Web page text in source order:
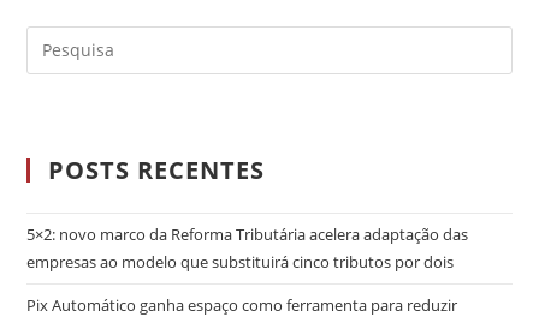
POSTS RECENTES
5×2: novo marco da Reforma Tributária acelera adaptação das
empresas ao modelo que substituirá cinco tributos por dois
Pix Automático ganha espaço como ferramenta para reduzir